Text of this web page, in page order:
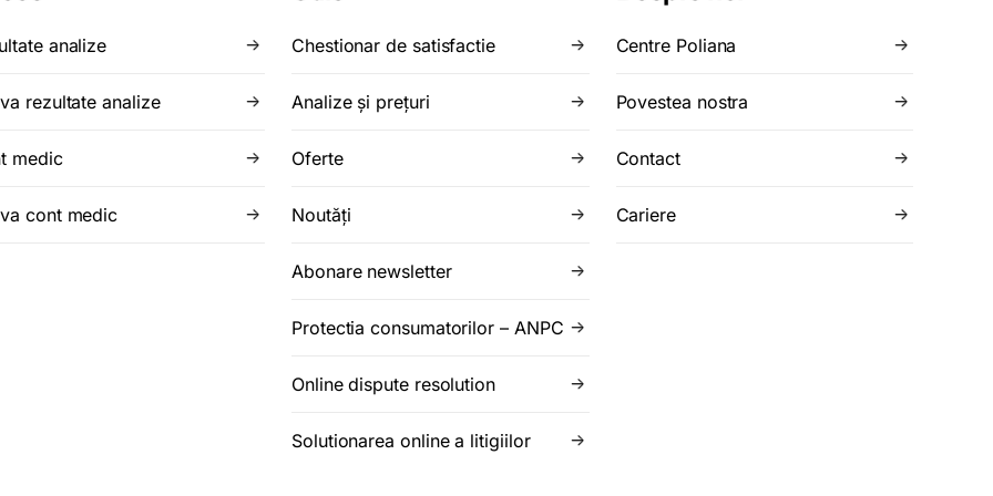
analize
rezultate analize
medic
cont medic
Chestionar de satisfactie
Analize şi preţuri
Oferte
Noutăţi
Abonare newsletter
Protectia consumatorilor – ANPC
Online dispute resolution
Solutionarea online a litigiilor
Centre Poliana
Povestea nostra
Contact
Cariere